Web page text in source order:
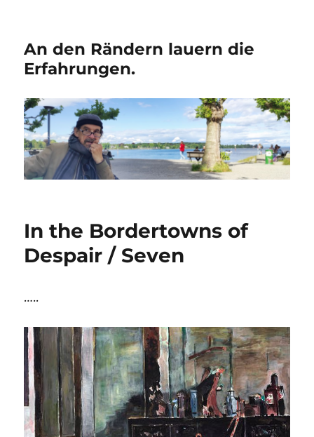
An den Rändern lauern die
Erfahrungen.
In the Bordertowns of
Despair / Seven
…..